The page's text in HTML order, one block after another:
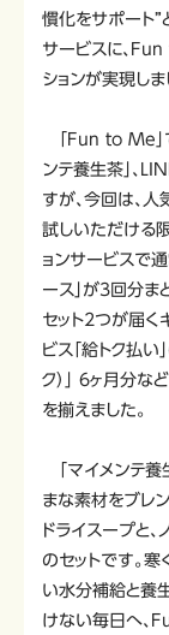
慣化をサポート”
サービスに、
ションが実現しま
「Fun to Me」で
ンテ養生茶」、
すが、今回は、
試しいただける
ョンサービスで通
ース」が3回分ま
セット2つが届く
ビス「給トク払い
ク）」 6ヶ月分な
を揃えました。
「マイメンテ養
まな素材をブレ
ドライスープと
のセットです。
い水分補給と養
けない毎日へ、